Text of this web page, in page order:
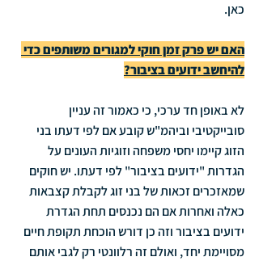
כאן.
האם יש פרק זמן חוקי למגורים משותפים כדי
להיחשב ידועים בציבור?
לא באופן חד ערכי, כי כאמור זה עניין
סובייקטיבי וביהמ"ש קובע אם לפי דעתו בני
הזוג קיימו יחסי משפחה וזוגיות העונים על
הגדרות "ידועים בציבור" לפי דעתו. יש חוקים
שמאזכרים זכאות של בני זוג לקבלת קצבאות
כאלה ואחרות אם הם נכנסים תחת הגדרת
ידועים בציבור וזה כן דורש הוכחת תקופת חיים
מסויימת יחד, ואולם זה רלוונטי רק לגבי אותם